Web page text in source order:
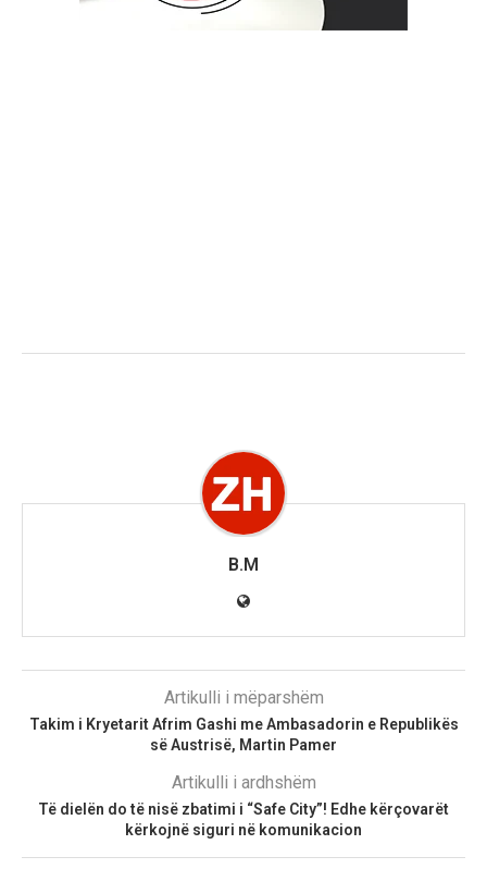
B.M
Artikulli i mëparshëm
Takim i Kryetarit Afrim Gashi me Ambasadorin e Republikës
së Austrisë, Martin Pamer
Artikulli i ardhshëm
Të dielën do të nisë zbatimi i “Safe City”! Edhe kërçovarët
kërkojnë siguri në komunikacion